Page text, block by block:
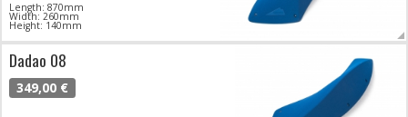
Length: 870mm
Width: 260mm
Height: 140mm
Dadao 08
349,00 €